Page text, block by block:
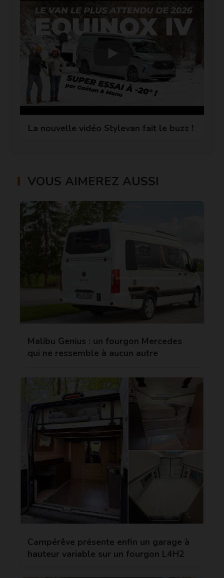
La nouvelle vidéo Stylevan fait le buzz !
VOUS AIMEREZ AUSSI
Malibu Genius : un fourgon Mercedes
qui ne ressemble à aucun autre
Campérêve présente enfin un garage à
hauteur variable sur un fourgon L4H2